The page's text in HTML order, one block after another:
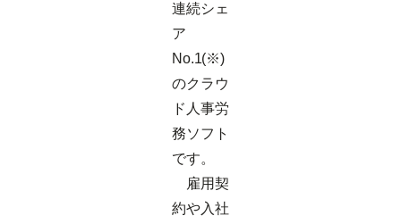
連続シェ
ア
No.1(※)
のクラウ
ド人事労
務ソフト
です。
雇用契
約や入社